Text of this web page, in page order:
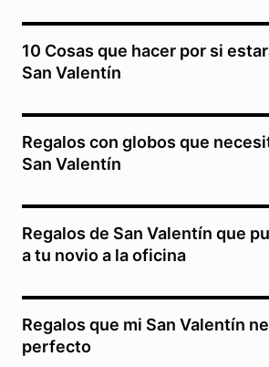
10 Cosas que hacer por si
San Valentín
Regalos con globos que
San Valentín
Regalos de San Valentín que
a tu novio a la oficina
Regalos que mi San Valentín
perfecto